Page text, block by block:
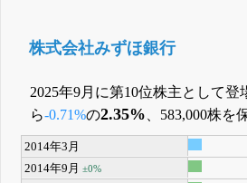
株式会社みずほ銀行
2025年9月に第10位株主として登
ら-0.71%の2.35% 、583,000株を
2014年3月
2014年9月±0%